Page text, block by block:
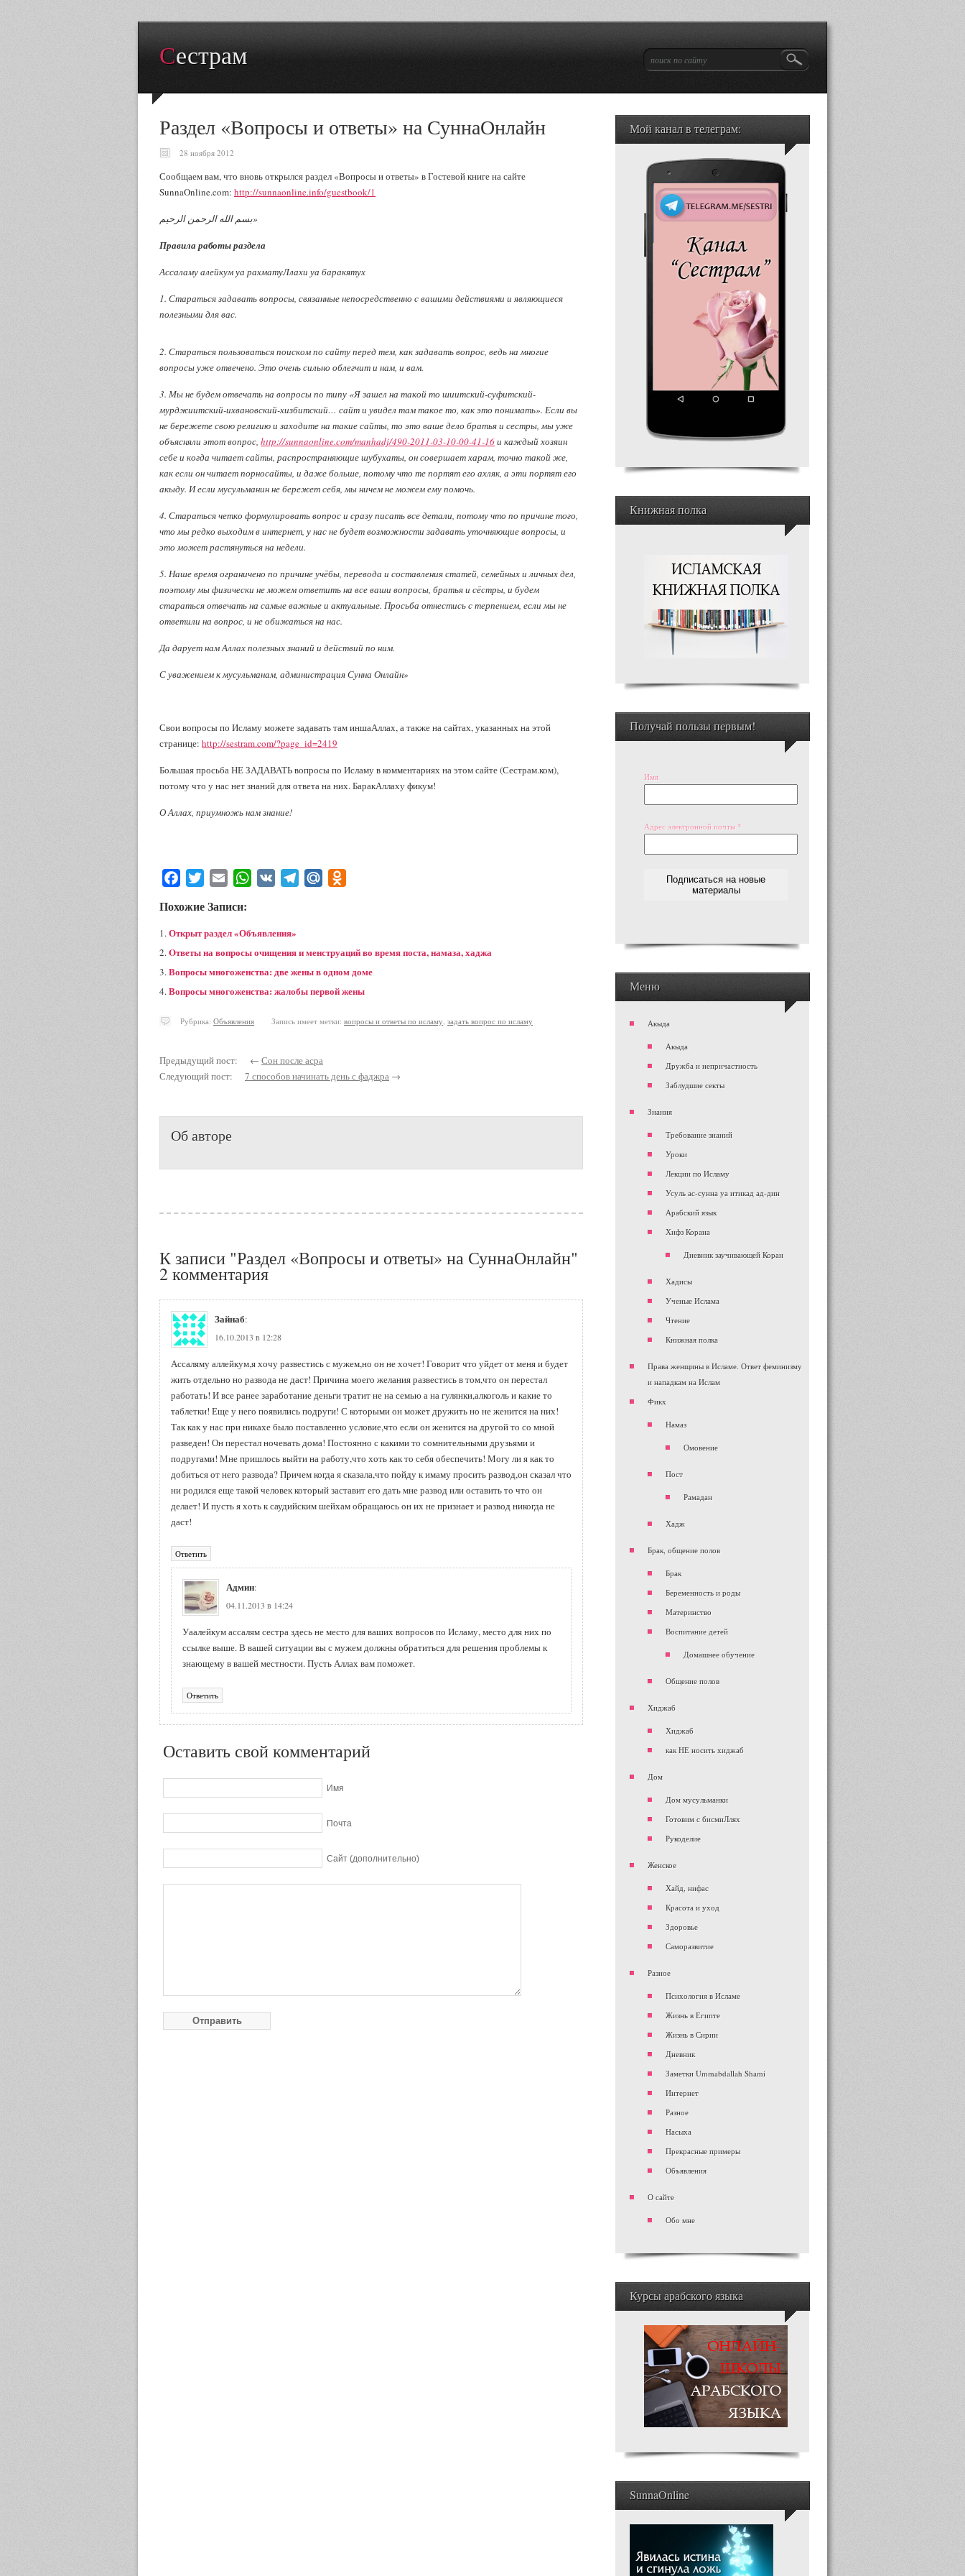
Сестрам
Раздел «Вопросы и ответы» на СуннаОнлайн
28 ноября 2012
Сообщаем вам, что вновь открылся раздел «Вопросы и ответы» в Гостевой книге на сайте
SunnaOnline.com: http://sunnaonline.info/guestbook/1
بسم الله الرحمن الرحيم»
Правила работы раздела
Ассаламу алейкум уа рахматуЛлахи уа баракятух
1. Стараться задавать вопросы, связанные непосредственно с вашими действиями и являющиеся
полезными для вас.
2. Стараться пользоваться поиском по сайту перед тем, как задавать вопрос, ведь на многие
вопросы уже отвечено. Это очень сильно облегчит и нам, и вам.
3. Мы не будем отвечать на вопросы по типу «Я зашел на такой то шиитский-суфитский-
мурджиитский-ихвановский-хизбитский… сайт и увидел там такое то, как это понимать». Если вы
не бережете свою религию и заходите на такие сайты, то это ваше дело братья и сестры, мы уже
объясняли этот вопрос, http://sunnaonline.com/manhadj/490-2011-03-10-00-41-16и каждый хозяин
себе и когда читает сайты, распространяющие шубухаты, он совершает харам, точно такой же,
как если он читает порносайты, и даже больше, потому что те портят его ахляк, а эти портят его
акыду. И если мусульманин не бережет себя, мы ничем не можем ему помочь.
4. Стараться четко формулировать вопрос и сразу писать все детали, потому что по причине того,
что мы редко выходим в интернет, у нас не будет возможности задавать уточняющие вопросы, и
это может растянуться на недели.
5. Наше время ограничено по причине учёбы, перевода и составления статей, семейных и личных дел,
поэтому мы физически не можем ответить на все ваши вопросы, братья и сёстры, и будем
стараться отвечать на самые важные и актуальные. Просьба отнестись с терпением, если мы не
ответили на вопрос, и не обижаться на нас.
Да дарует нам Аллах полезных знаний и действий по ним.
С уважением к мусульманам, администрация Сунна Онлайн»
Свои вопросы по Исламу можете задавать там иншаАллах, а также на сайтах, указанных на этой
странице: http://sestram.com/?page_id=2419
Большая просьба НЕ ЗАДАВАТЬ вопросы по Исламу в комментариях на этом сайте (Сестрам.ком),
потому что у нас нет знаний для ответа на них. БаракАллаху фикум!
О Аллах, приумножь нам знание!
Facebook
Twitter Email WhatsApp
VK TelegramMail.Ru
Похожие Записи:
Открыт раздел «Объявления»
Oтветы на вопросы очищения и менструаций во время поста, намаза, хаджа
Вопросы многоженства: две жены в одном доме
Вопросы многоженства: жалобы первой жены
Рубрика: Объявления Запись имеет метки: вопросы и ответы по исламу, задать вопрос по исламу
Предыдущий пост: ← Сон после асра
Следующий пост: 7 способов начинать день с фаджра →
Об авторе
К записи "Раздел «Вопросы и ответы» на СуннаОнлайн"
2 комментария
Зайнаб:
16.10.2013 в 12:28
Ассаляму аллейкум,я хочу развестись с мужем,но он не хочет! Говорит что уйдет от меня и будет
жить отдельно но развода не даст! Причина моего желания развестись в том,что он перестал
работать! И все ранее заработание деньги тратит не на семью а на гулянки,алкоголь и какие то
таблетки! Еще у него появились подруги! С которыми он может дружить но не женится на них!
Так как у нас при никахе было поставленно условие,что если он женится на другой то со мной
разведен! Он перестал ночевать дома! Постоянно с какими то сомнительными друзьями и
подругами! Мне пришлось выйти на работу,что хоть как то себя обеспечить! Могу ли я как то
добиться от него развода? Причем когда я сказала,что пойду к имаму просить развод,он сказал что
ни родился еще такой человек который заставит его дать мне развод или оставить то что он
делает! И пусть я хоть к саудийским шейхам обращаюсь он их не признает и развод никогда не
даст!
Ответить
Админ:
04.11.2013 в 14:24
Уаалейкум ассалям сестра здесь не место для ваших вопросов по Исламу, место для них по
ссылке выше. В вашей ситуации вы с мужем должны обратиться для решения проблемы к
знающему в вашей местности. Пусть Аллах вам поможет.
Ответить
Оставить свой комментарий
Имя
Почта
Сайт (дополнительно)
Мой канал в телеграм:
Книжная полка
Получай пользы первым!
Имя
Адрес электронной почты *
Меню
Акыда
Акыда
Дружба и непричастность
Заблудшие секты
Знания
Требование знаний
Уроки
Лекции по Исламу
Усуль ас-сунна уа итикад ад-дин
Арабский язык
Хифз Корана
Дневник заучивающей Коран
Хадисы
Ученые Ислама
Чтение
Книжная полка
Права женщины в Исламе. Ответ феминизму
и нападкам на Ислам
Фикх
Намаз
Омовение
Пост
Рамадан
Хадж
Брак, общение полов
Брак
Беременность и роды
Материнство
Воспитание детей
Домашнее обучение
Общение полов
Хиджаб
Хиджаб
как НЕ носить хиджаб
Дом
Дом мусульманки
Готовим с бисмиЛлях
Рукоделие
Женское
Хайд, нифас
Красота и уход
Здоровье
Саморазвитие
Разное
Психология в Исламе
Жизнь в Египте
Жизнь в Сирии
Дневник
Заметки Ummabdallah Shami
Интернет
Разное
Насыха
Прекрасные примеры
Объявления
О сайте
Обо мне
Курсы арабского языка
SunnaOnline